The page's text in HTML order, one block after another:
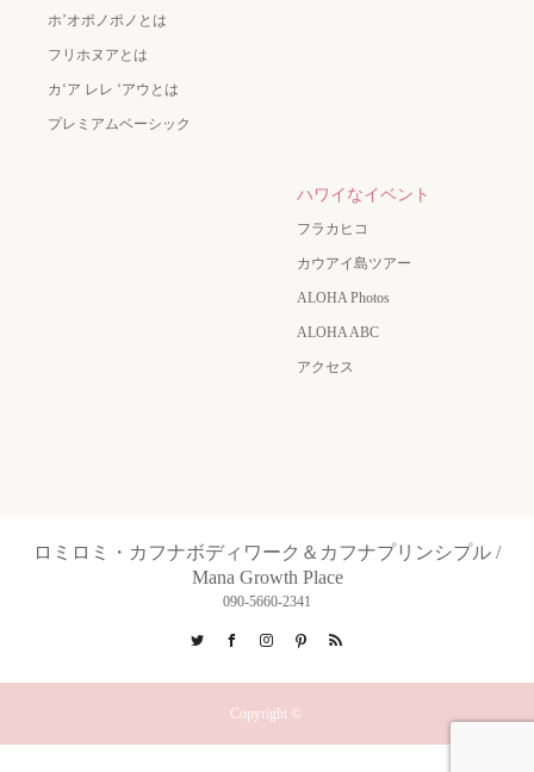
ホ’オポノポノとは
フリホヌアとは
カʻア レレ ʻアウとは
プレミアムベーシック
ハワイなイベント
フラカヒコ
カウアイ島ツアー
ALOHA Photos
ALOHA ABC
アクセス
ロミロミ・カフナボディワーク＆カフナプリンシプル /
Mana Growth Place
090-5660-2341
Twitter
FacebookInstagramPinterest
Copyright ©